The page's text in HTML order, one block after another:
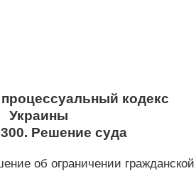
кодекс
Украины
Решение суда
об ограничении гражданской